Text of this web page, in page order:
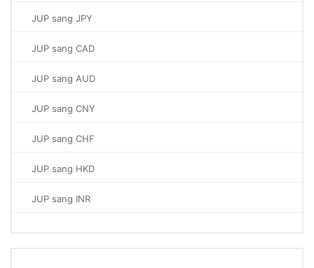
JUP sang JPY
JUP sang CAD
JUP sang AUD
JUP sang CNY
JUP sang CHF
JUP sang HKD
JUP sang INR